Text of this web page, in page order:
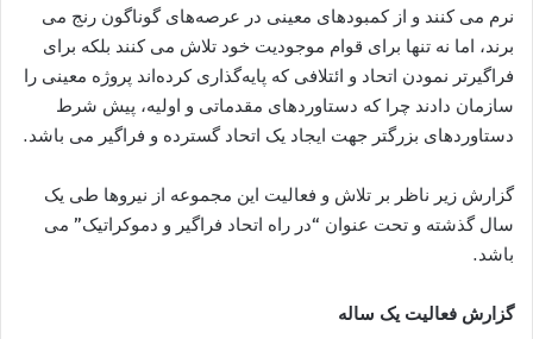
نرم می کنند و از کمبودهای معينی در عرصه‌های گوناگون رنج می
برند، اما نه تنها برای قوام موجوديت خود تلاش می کنند بلکه برای
فراگيرتر نمودن اتحاد و ائتلافی که پايه‌گذاری کرده‌اند پروژه معينی را
سازمان دادند چرا که دستاوردهای مقدماتی و اوليه، پيش شرط
دستاوردهای بزرگتر جهت ایجاد یک اتحاد گسترده و فراگير می باشد.
گزارش زير ناظر بر تلاش و فعاليت اين مجموعه از نيروها طی يک
سال گذشته و تحت عنوان “در راه اتحاد فراگير و دموکراتيک” می
باشد.
گزارش فعاليت يک ساله